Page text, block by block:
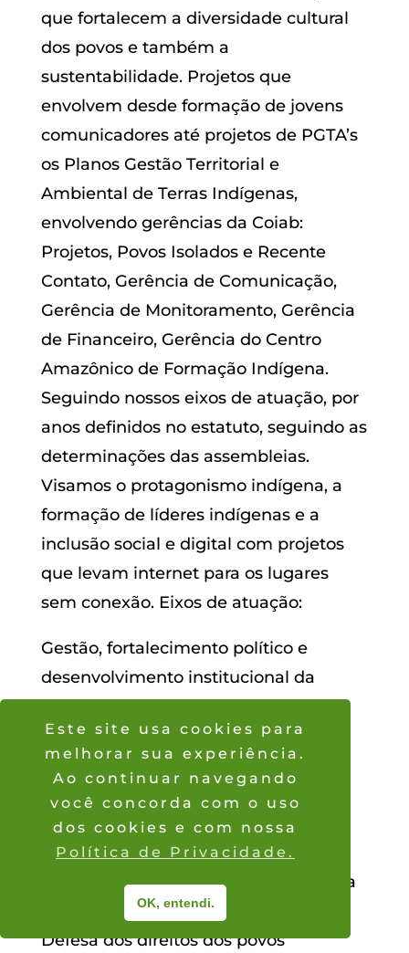
que fortalecem a diversidade cultural
dos povos e também a
sustentabilidade. Projetos que
envolvem desde formação de jovens
comunicadores até projetos de PGTA’s
os Planos Gestão Territorial e
Ambiental de Terras Indígenas,
envolvendo gerências da Coiab:
Projetos, Povos Isolados e Recente
Contato, Gerência de Comunicação,
Gerência de Monitoramento, Gerência
de Financeiro, Gerência do Centro
Amazônico de Formação Indígena.
Seguindo nossos eixos de atuação, por
anos definidos no estatuto, seguindo as
determinações das assembleias.
Visamos o protagonismo indígena, a
formação de líderes indígenas e a
inclusão social e digital com projetos
que levam internet para os lugares
sem conexão. Eixos de atuação:
Gestão, fortalecimento político e
desenvolvimento institucional da
Coiab;
Defesa dos direitos indígenas e
políticas públicas prioritárias;
Autonomia e sustentabilidade dos
povos e territórios indígenas;
Formação política e técnica;
Gênero, infância e juventude indígena
na amazônia;
Defesa dos direitos dos povos
Este site usa cookies para
melhorar sua experiência.
Ao continuar navegando
você concorda com o uso
dos cookies e com nossa
Política de Privacidade.
OK, entendi.